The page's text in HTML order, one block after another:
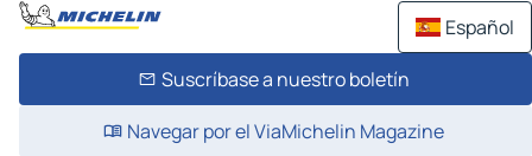
Español
Suscríbase a nuestro boletín
Navegar por el ViaMichelin Magazine